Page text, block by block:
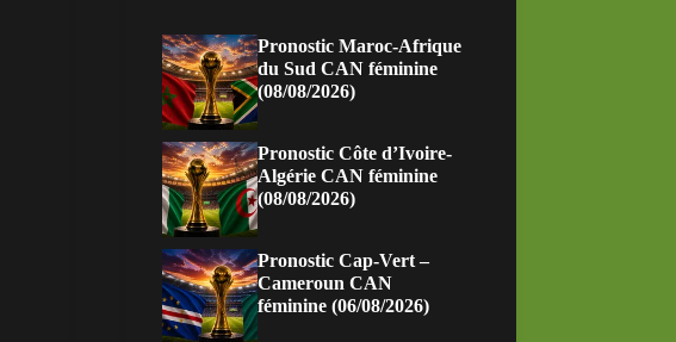
Pronostic Maroc-Afrique
du Sud CAN féminine
(08/08/2026)
Pronostic Côte d’Ivoire-
Algérie CAN féminine
(08/08/2026)
Pronostic Cap-Vert –
Cameroun CAN
féminine (06/08/2026)